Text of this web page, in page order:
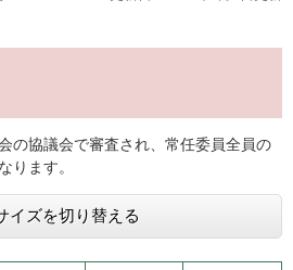
の協議会で審査され、常任委員全員の
ります。
イズを切り替える